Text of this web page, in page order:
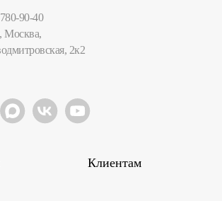
90-40
Москва,
2к2
Клиентам